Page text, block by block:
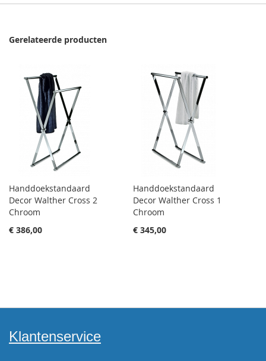
Gerelateerde producten
Handdoekstandaard
Decor Walther Cross 2
Chroom
€ 386,00
Handdoekstandaard
Decor Walther Cross 1
Chroom
€ 345,00
Klantenservice